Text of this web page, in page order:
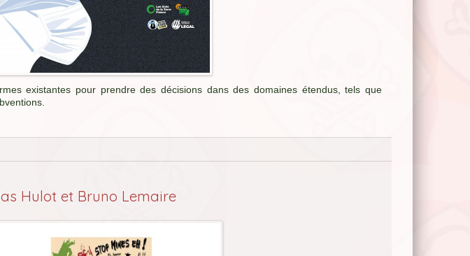
existantes pour prendre des décisions dans des domaines étendus, tels que
Hulot et Bruno Lemaire